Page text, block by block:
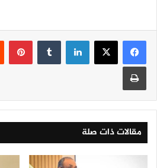
لينكدإن بينتيريست
مقالات ذات صلة